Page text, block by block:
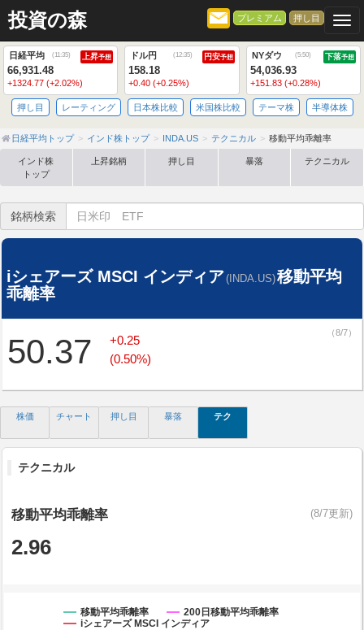
投資の森 プレミアム 押し目
日経平均 (11:35) 上昇予想
66,931.48
+1324.77 (+2.02%)
ドル円 (12:35) 円安予想
158.18
+0.40 (+0.25%)
NYダウ (5:50) 下落予想
54,036.93
+151.83 (+0.28%)
押し目 レーティング 日本株比較 米国株比較 テーマ株 半導体株
日経平均トップ インド株トップ INDA.US テクニカル 移動平均乖離率
インド株
トップ
上昇銘柄 押し目 暴落 テクニカル
銘柄検索
iシェアーズ MSCI インディア(INDA.US)移動平均
乖離率
（8/7）
50.37
+0.25
(0.50%)
株価 チャート 押し目 暴落 テク
テクニカル
移動平均乖離率 (8/7更新)
2.96
移動平均乖離率
200日移動平均乖離率
iシェアーズ MSCI インディア